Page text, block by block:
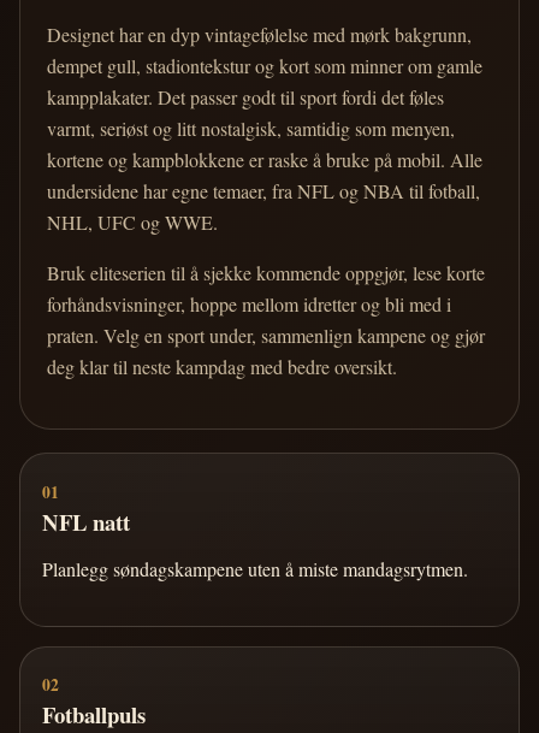
Designet har en dyp vintagefølelse med mørk bakgrunn,
dempet gull, stadiontekstur og kort som minner om gamle
kampplakater. Det passer godt til sport fordi det føles
varmt, seriøst og litt nostalgisk, samtidig som menyen,
kortene og kampblokkene er raske å bruke på mobil. Alle
undersidene har egne temaer, fra NFL og NBA til fotball,
NHL, UFC og WWE.
Bruk eliteserien til å sjekke kommende oppgjør, lese korte
forhåndsvisninger, hoppe mellom idretter og bli med i
praten. Velg en sport under, sammenlign kampene og gjør
deg klar til neste kampdag med bedre oversikt.
01
NFL natt
Planlegg søndagskampene uten å miste mandagsrytmen.
02
Fotballpuls